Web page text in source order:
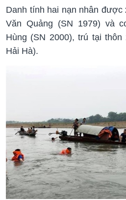
Danh tính hai nạn nhân được
Văn Quảng (SN 1979) và
Hùng (SN 2000), trú tại
Hải Hà).